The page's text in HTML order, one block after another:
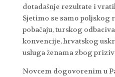
dotadašnje rezultate i
Sjetimo se samo poljskog
pobačaju, turskog
konvencije, hrvatskog
usluga ženama zbog
Novcem dogovorenim u